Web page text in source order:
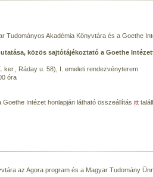
Tudományos Akadémia Könyvtára és a Goethe
közös sajtótájékoztató a Goethe
ker., Ráday u. 58), I. emeleti rendezvényterem
óra
Intézet honlapján látható összeállítás itt
az Agora program és a Magyar Tudomány